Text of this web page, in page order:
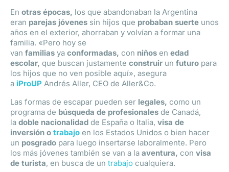
En otras épocas, los que abandonaban la Argentina
eran parejas jóvenes sin hijos que probaban suerte unos
años en el exterior, ahorraban y volvían a formar una
familia. «Pero hoy se
van familias ya conformadas, con niños en edad
escolar, que buscan justamente construir un futuro para
los hijos que no ven posible aquí», asegura
a iProUP Andrés Aller, CEO de Aller&Co.
Las formas de escapar pueden ser legales, como un
programa de búsqueda de profesionales de Canadá,
la doble nacionalidad de España o Italia, visa de
inversión o trabajo en los Estados Unidos o bien hacer
un posgrado para luego insertarse laboralmente. Pero
los más jóvenes también se van a la aventura, con visa
de turista, en busca de un trabajo cualquiera.